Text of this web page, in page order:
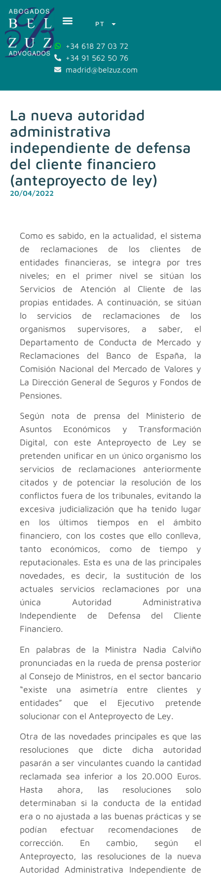
PT
+34 618 27 03 72
+34 91 562 50 76
madrid@belzuz.com
La nueva autoridad
administrativa
independiente de defensa
del cliente financiero
(anteproyecto de ley)
20/04/2022
Como es sabido, en la actualidad, el sistema
de reclamaciones de los clientes de
entidades financieras, se integra por tres
niveles; en el primer nivel se sitúan los
Servicios de Atención al Cliente de las
propias entidades. A continuación, se sitúan
lo servicios de reclamaciones de los
organismos supervisores, a saber, el
Departamento de Conducta de Mercado y
Reclamaciones del Banco de España, la
Comisión Nacional del Mercado de Valores y
La Dirección General de Seguros y Fondos de
Pensiones.
Según nota de prensa del Ministerio de
Asuntos Económicos y Transformación
Digital, con este Anteproyecto de Ley se
pretenden unificar en un único organismo los
servicios de reclamaciones anteriormente
citados y de potenciar la resolución de los
conflictos fuera de los tribunales, evitando la
excesiva judicialización que ha tenido lugar
en los últimos tiempos en el ámbito
financiero, con los costes que ello conlleva,
tanto económicos, como de tiempo y
reputacionales. Esta es una de las principales
novedades, es decir, la sustitución de los
actuales servicios reclamaciones por una
única Autoridad Administrativa
Independiente de Defensa del Cliente
Financiero.
En palabras de la Ministra Nadia Calviño
pronunciadas en la rueda de prensa posterior
al Consejo de Ministros, en el sector bancario
“existe una asimetría entre clientes y
entidades” que el Ejecutivo pretende
solucionar con el Anteproyecto de Ley.
Otra de las novedades principales es que las
resoluciones que dicte dicha autoridad
pasarán a ser vinculantes cuando la cantidad
reclamada sea inferior a los 20.000 Euros.
Hasta ahora, las resoluciones solo
determinaban si la conducta de la entidad
era o no ajustada a las buenas prácticas y se
podían efectuar recomendaciones de
corrección. En cambio, según el
Anteproyecto, las resoluciones de la nueva
Autoridad Administrativa Independiente de